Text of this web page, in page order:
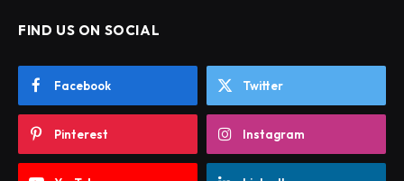
FIND US ON SOCIAL
Facebook Twitter
Pinterest Instagram